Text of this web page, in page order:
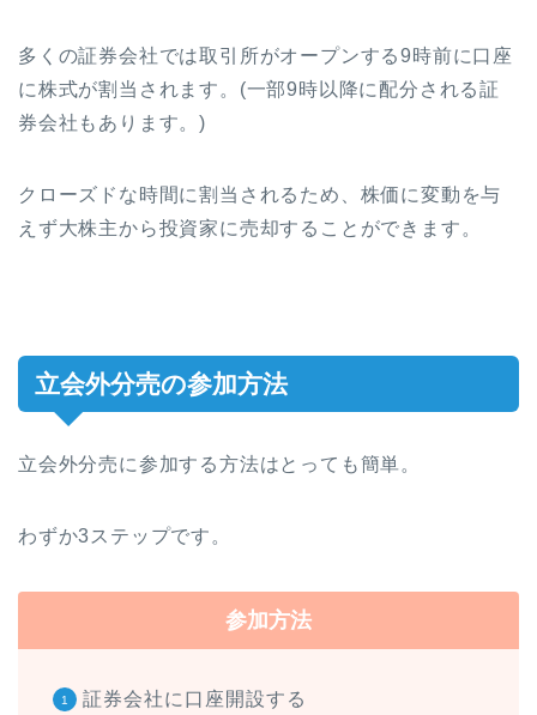
多くの証券会社では取引所がオープンする9時前に口座
に株式が割当されます。(一部9時以降に配分される証
券会社もあります。)
クローズドな時間に割当されるため、株価に変動を与
えず大株主から投資家に売却することができます。
立会外分売の参加方法
立会外分売に参加する方法はとっても簡単。
わずか3ステップです。
参加方法
証券会社に口座開設する